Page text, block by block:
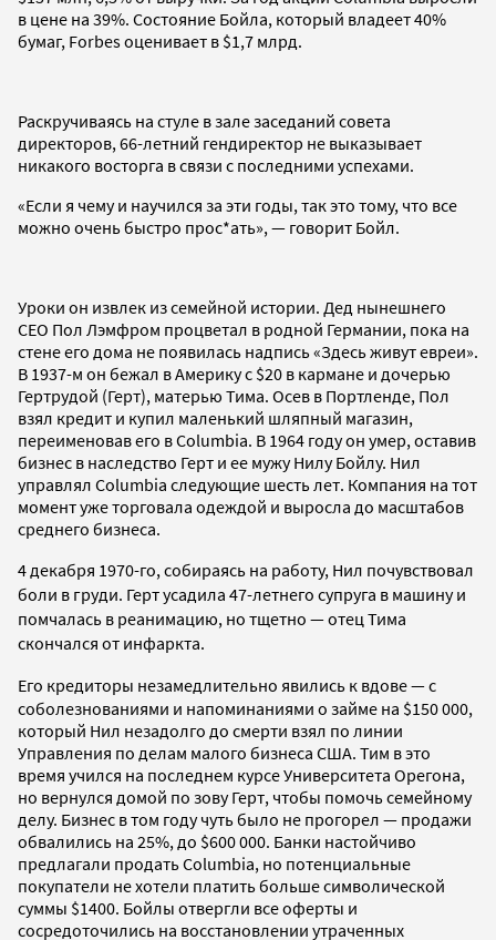
в цене на 39%. Состояние Бойла, который владеет 40%
бумаг, Forbes оценивает в $1,7 млрд.
Раскручиваясь на стуле в зале заседаний совета
директоров, 66-летний гендиректор не выказывает
никакого восторга в связи с последними успехами.
«Если я чему и научился за эти годы, так это тому, что все
можно очень быстро прос*ать», — говорит Бойл.
Уроки он извлек из семейной истории. Дед нынешнего
CEO Пол Лэмфром процветал в родной Германии, пока на
стене его дома не появилась надпись «Здесь живут евреи».
В 1937-м он бежал в Америку с $20 в кармане и дочерью
Гертрудой (Герт), матерью Тима. Осев в Портленде, Пол
взял кредит и купил маленький шляпный магазин,
переименовав его в Columbia. В 1964 году он умер, оставив
бизнес в наследство Герт и ее мужу Нилу Бойлу. Нил
управлял Columbia следующие шесть лет. Компания на тот
момент уже торговала одеждой и выросла до масштабов
среднего бизнеса.
4 декабря 1970-го, собираясь на работу, Нил почувствовал
боли в груди. Герт усадила 47-летнего супруга в машину и
помчалась в реанимацию, но тщетно — отец Тима
скончался от инфаркта.
Его кредиторы незамедлительно явились к вдове— с
соболезнованиями и напоминаниями о займе на $150 000,
который Нил незадолго до смерти взял по линии
Управления по делам малого бизнеса США. Тим в это
время учился на последнем курсе Университета Орегона,
но вернулся домой по зову Герт, чтобы помочь семейному
делу. Бизнес в том году чуть было не прогорел — продажи
обвалились на 25%, до $600 000. Банки настойчиво
предлагали продать Columbia, но потенциальные
покупатели не хотели платить больше символической
суммы $1400. Бойлы отвергли все оферты и
сосредоточились на восстановлении утраченных